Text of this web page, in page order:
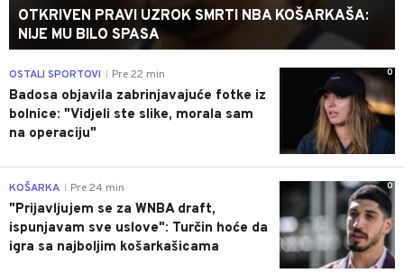
OTKRIVEN PRAVI UZROK SMRTI NBA KOŠARKAŠA:
NIJE MU BILO SPASA
0
OSTALI SPORTOVI Pre 22 min
Badosa objavila zabrinjavajuće fotke iz
bolnice: "Vidjeli ste slike, morala sam
na operaciju"
0
KOŠARKA Pre 24 min
"Prijavljujem se za WNBA draft,
ispunjavam sve uslove": Turčin hoće da
igra sa najboljim košarkašicama